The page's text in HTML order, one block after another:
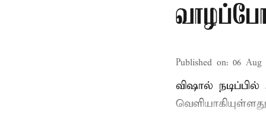
Published on: 06 Aug
விஷால்